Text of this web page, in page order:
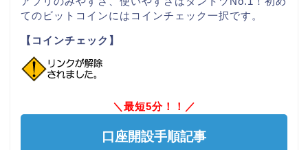
てのビットコインにはコインチェック一択です。
【コインチェック】
＼最短5分！！／
口座開設手順記事